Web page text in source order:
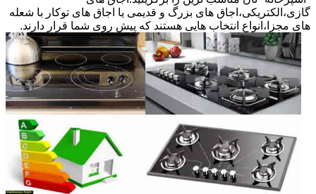
گازی،الکتریکی،اجاق های بزرگ و قدیمی یا اجاق های توکار با شعله
های مجزا،انواع انتخاب هایی هستند که پیش روی شما قرار دارند.